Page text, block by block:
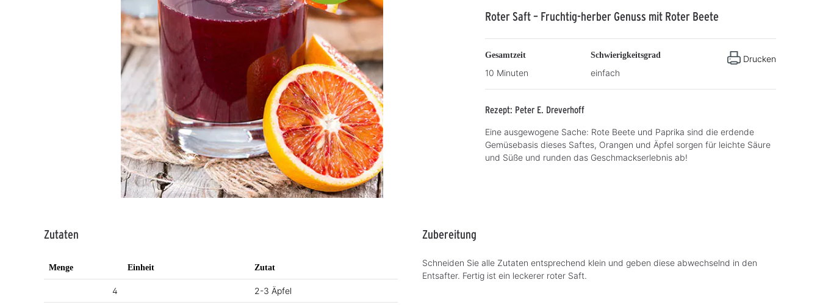
Roter Saft – Fruchtig-herber Genuss mit Roter Beete
Gesamtzeit
10 Minuten
Schwierigkeitsgrad
einfach
Drucken
Rezept: Peter E. Dreverhoff
Eine ausgewogene Sache: Rote Beete und Paprika sind die erdende
Gemüsebasis dieses Saftes, Orangen und Äpfel sorgen für leichte Säure
und Süße und runden das Geschmackserlebnis ab!
Zutaten
Menge Einheit Zutat
4 2-3 Äpfel
Zubereitung
Schneiden Sie alle Zutaten entsprechend klein und geben diese abwechselnd in den
Entsafter. Fertig ist ein leckerer roter Saft.